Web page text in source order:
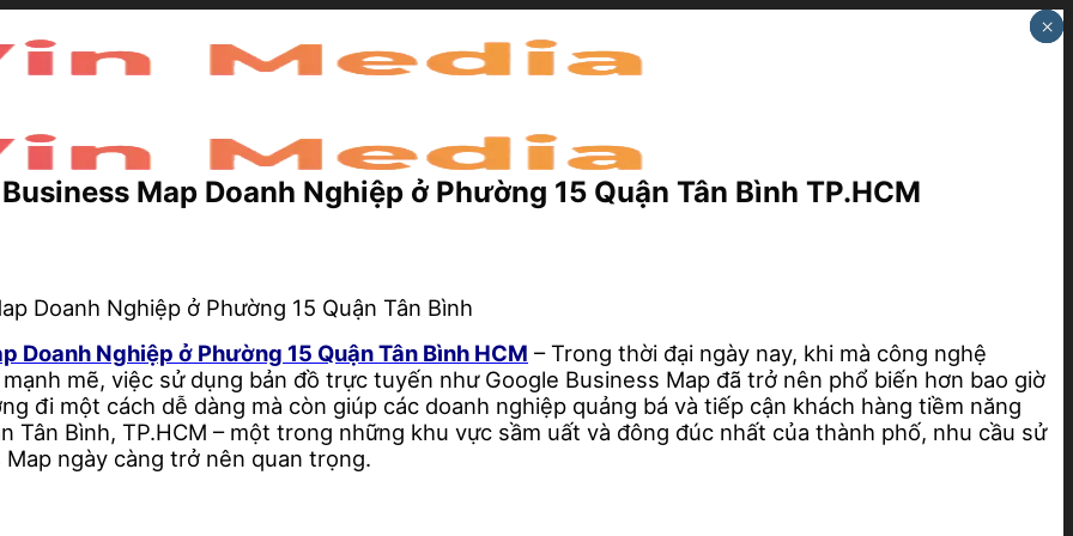
Map Doanh Nghiệp ở Phường 15 Quận Tân Bình TP.HCM
Doanh Nghiệp ở Phường 15 Quận Tân Bình HCM – Trong thời đại ngày nay, khi mà công nghệ
mẽ, việc sử dụng bản đồ trực tuyến như Google Business Map đã trở nên phổ biến hơn bao giờ
đi một cách dễ dàng mà còn giúp các doanh nghiệp quảng bá và tiếp cận khách hàng tiềm năng
Tân Bình, TP.HCM – một trong những khu vực sầm uất và đông đúc nhất của thành phố, nhu cầu sử
ngày càng trở nên quan trọng.
×
×
×